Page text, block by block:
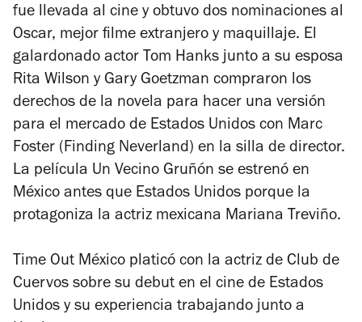
fue llevada al cine y obtuvo dos nominaciones al
Oscar, mejor filme extranjero y maquillaje. El
galardonado actor Tom Hanks junto a su esposa
Rita Wilson y Gary Goetzman compraron los
derechos de la novela para hacer una versión
para el mercado de Estados Unidos con Marc
Foster (Finding Neverland) en la silla de director.
La película Un Vecino Gruñón se estrenó en
México antes que Estados Unidos porque la
protagoniza la actriz mexicana Mariana Treviño.
Time Out México platicó con la actriz de Club de
Cuervos sobre su debut en el cine de Estados
Unidos y su experiencia trabajando junto a